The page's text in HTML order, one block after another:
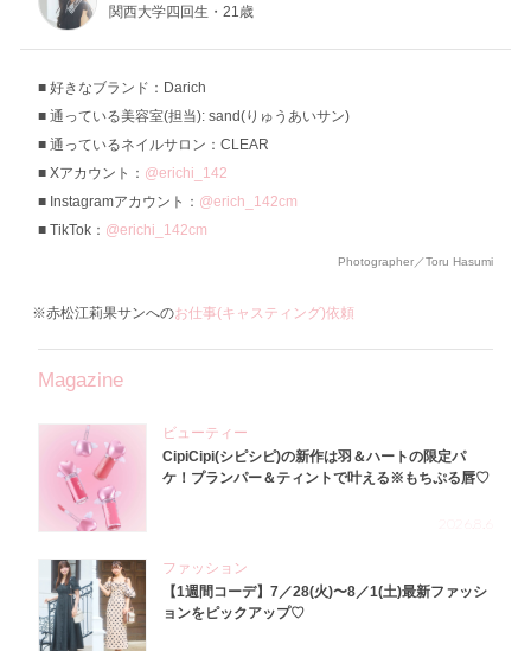
関西大学四回生・21歳
好きなブランド：Darich
通っている美容室(担当): sand(りゅうあいサン)
通っているネイルサロン：CLEAR
Xアカウント： @erichi_142
Instagramアカウント： @erich_142cm
TikTok： @erichi_142cm
Photographer／Toru Hasumi
※赤松江莉果サンへのお仕事(キャスティング)依頼
Magazine
ビューティー
CipiCipi(シピシピ)の新作は羽＆ハートの限定パ
ケ！プランパー＆ティントで叶える※もちぷる唇♡
ファッション
【1週間コーデ】7／28(火)〜8／1(土)最新ファッシ
ョンをピックアップ♡